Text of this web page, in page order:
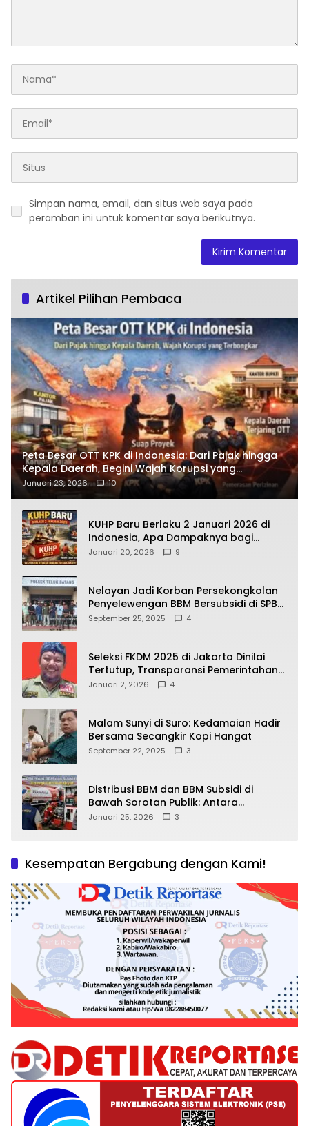
Simpan nama, email, dan situs web saya pada
peramban ini untuk komentar saya berikutnya.
Artikel Pilihan Pembaca
Peta Besar OTT KPK di Indonesia: Dari Pajak hingga
Kepala Daerah, Begini Wajah Korupsi yang
Terbongkar
Januari 23, 2026 10
KUHP Baru Berlaku 2 Januari 2026 di
Indonesia, Apa Dampaknya bagi
Kehidupan Warga? Ini Aturan Kunci
Januari 20, 2026 9
Nelayan Jadi Korban Persekongkolan
Penyelewengan BBM Bersubsidi di SPBU
64.78809 Teluk Batang
September 25, 2025 4
Seleksi FKDM 2025 di Jakarta Dinilai
Tertutup, Transparansi Pemerintahan
Pramono–Rano Dipertanyakan
Januari 2, 2026 4
Malam Sunyi di Suro: Kedamaian Hadir
Bersama Secangkir Kopi Hangat
September 22, 2025 3
Distribusi BBM dan BBM Subsidi di
Bawah Sorotan Publik: Antara
Kepentingan Negara, Hak Konsumen,
Januari 25, 2026 3
Kesempatan Bergabung dengan Kami!